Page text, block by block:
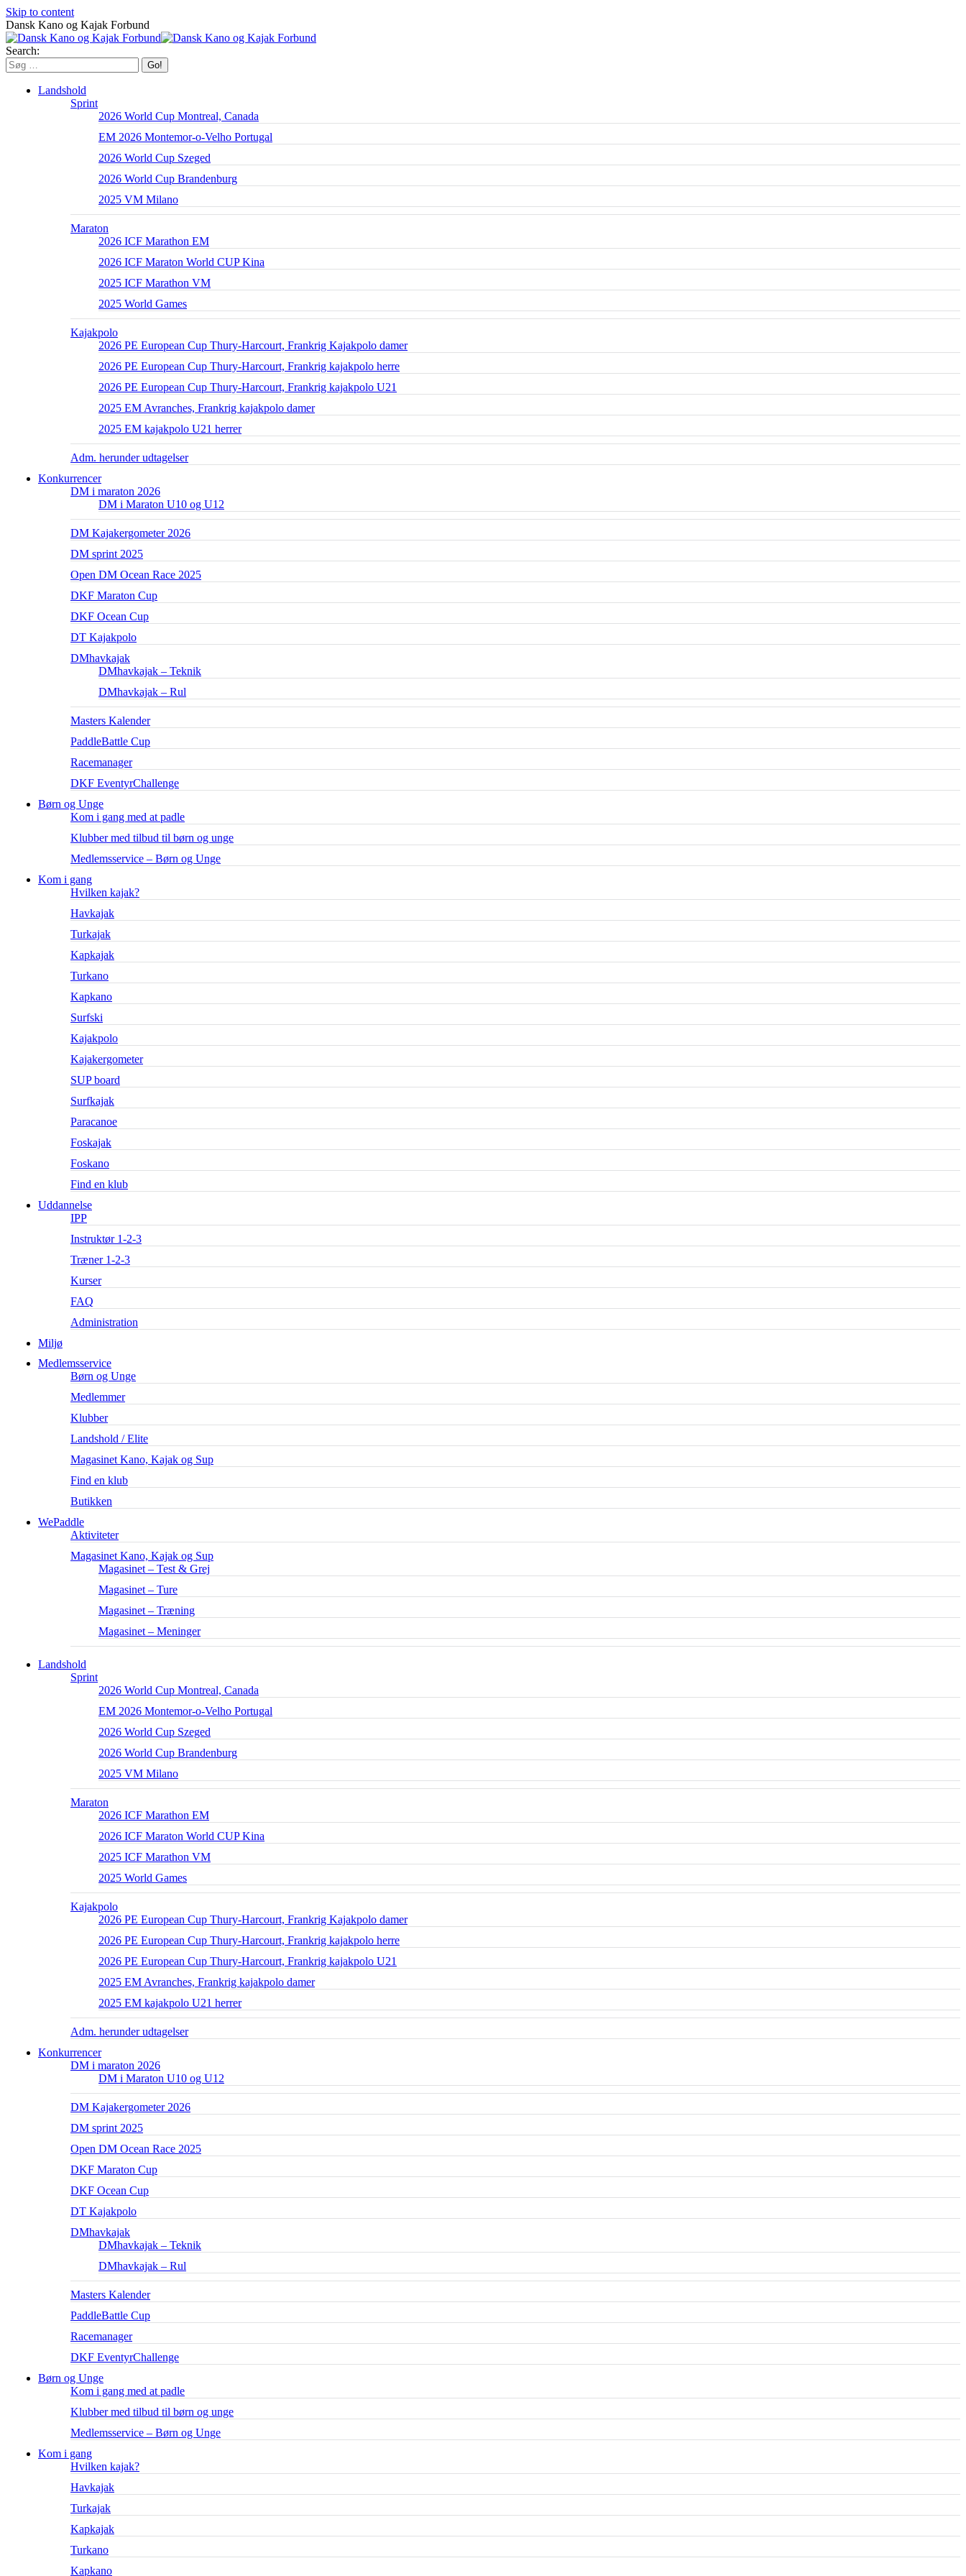
Skip to content
Dansk Kano og Kajak Forbund
Search:
Landshold
Sprint
2026 World Cup Montreal, Canada
EM 2026 Montemor-o-Velho Portugal
2026 World Cup Szeged
2026 World Cup Brandenburg
2025 VM Milano
Maraton
2026 ICF Marathon EM
2026 ICF Maraton World CUP Kina
2025 ICF Marathon VM
2025 World Games
Kajakpolo
2026 PE European Cup Thury-Harcourt, Frankrig Kajakpolo damer
2026 PE European Cup Thury-Harcourt, Frankrig kajakpolo herre
2026 PE European Cup Thury-Harcourt, Frankrig kajakpolo U21
2025 EM Avranches, Frankrig kajakpolo damer
2025 EM kajakpolo U21 herrer
Adm. herunder udtagelser
Konkurrencer
DM i maraton 2026
DM i Maraton U10 og U12
DM Kajakergometer 2026
DM sprint 2025
Open DM Ocean Race 2025
DKF Maraton Cup
DKF Ocean Cup
DT Kajakpolo
DMhavkajak
DMhavkajak – Teknik
DMhavkajak – Rul
Masters Kalender
PaddleBattle Cup
Racemanager
DKF EventyrChallenge
Børn og Unge
Kom i gang med at padle
Klubber med tilbud til børn og unge
Medlemsservice – Børn og Unge
Kom i gang
Hvilken kajak?
Havkajak
Turkajak
Kapkajak
Turkano
Kapkano
Surfski
Kajakpolo
Kajakergometer
SUP board
Surfkajak
Paracanoe
Foskajak
Foskano
Find en klub
Uddannelse
IPP
Instruktør 1-2-3
Træner 1-2-3
Kurser
FAQ
Administration
Miljø
Medlemsservice
Børn og Unge
Medlemmer
Klubber
Landshold / Elite
Magasinet Kano, Kajak og Sup
Find en klub
Butikken
WePaddle
Aktiviteter
Magasinet Kano, Kajak og Sup
Magasinet – Test & Grej
Magasinet – Ture
Magasinet – Træning
Magasinet – Meninger
Landshold
Sprint
2026 World Cup Montreal, Canada
EM 2026 Montemor-o-Velho Portugal
2026 World Cup Szeged
2026 World Cup Brandenburg
2025 VM Milano
Maraton
2026 ICF Marathon EM
2026 ICF Maraton World CUP Kina
2025 ICF Marathon VM
2025 World Games
Kajakpolo
2026 PE European Cup Thury-Harcourt, Frankrig Kajakpolo damer
2026 PE European Cup Thury-Harcourt, Frankrig kajakpolo herre
2026 PE European Cup Thury-Harcourt, Frankrig kajakpolo U21
2025 EM Avranches, Frankrig kajakpolo damer
2025 EM kajakpolo U21 herrer
Adm. herunder udtagelser
Konkurrencer
DM i maraton 2026
DM i Maraton U10 og U12
DM Kajakergometer 2026
DM sprint 2025
Open DM Ocean Race 2025
DKF Maraton Cup
DKF Ocean Cup
DT Kajakpolo
DMhavkajak
DMhavkajak – Teknik
DMhavkajak – Rul
Masters Kalender
PaddleBattle Cup
Racemanager
DKF EventyrChallenge
Børn og Unge
Kom i gang med at padle
Klubber med tilbud til børn og unge
Medlemsservice – Børn og Unge
Kom i gang
Hvilken kajak?
Havkajak
Turkajak
Kapkajak
Turkano
Kapkano